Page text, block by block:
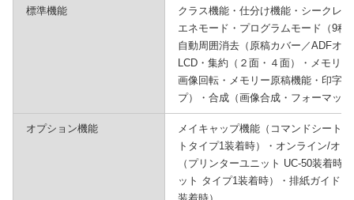
標準機能
クラス機能・仕分け機能・シークレ
エネモード・プログラムモード（9種
自動周囲消去（原稿カバー／ADFオ
LCD・集約（２面・４面）・メモリ
画像回転・メモリー原稿機能・印字
プ）・合成（画像合成・フォーマッ
オプション機能
メイキャップ機能（コマンドシート
トタイプ1装着時）・オンライン/オ
（プリンターユニット UC-50装着時
ット タイプ1装着時）・排紙ガイド